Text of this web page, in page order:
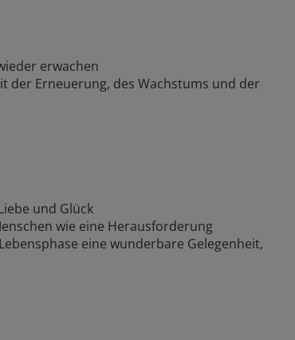
erwachen
der Erneuerung, des Wachstums und der
und Glück
wie eine Herausforderung
eine wunderbare Gelegenheit,